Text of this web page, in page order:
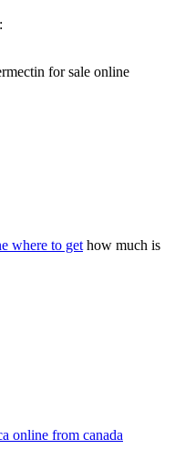
for sale online
where to get how much is
online from canada